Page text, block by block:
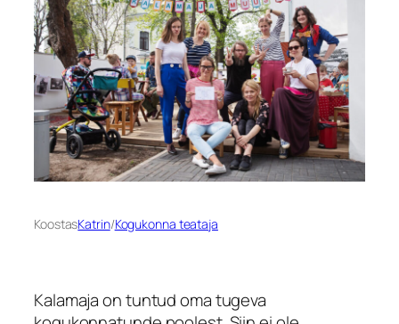
KoostasKatrin/Kogukonna teataja
Kalamaja on tuntud oma tugeva